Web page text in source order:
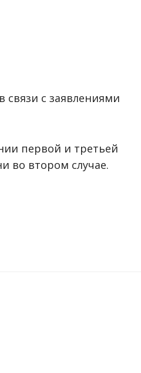
с заявлениями
первой и третьей
во втором случае.